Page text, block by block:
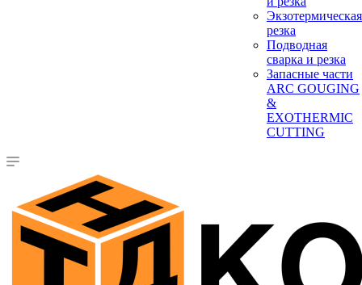
Экзотермическая
резка
Подводная
сварка и резка
Запасные части
ARC GOUGING
&
EXOTHERMIC
CUTTING